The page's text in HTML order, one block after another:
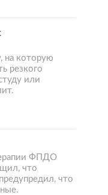
на которую
резкого
или
ФПДО
что
что